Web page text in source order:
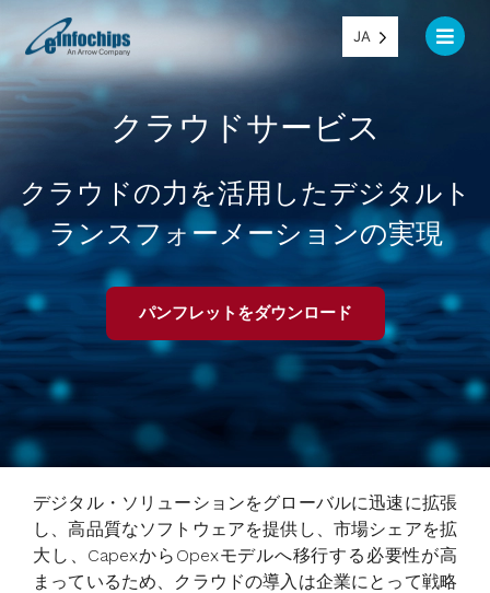
JA
クラウドサービス
クラウドの力を活用したデジタルト
ランスフォーメーションの実現
パンフレットをダウンロード
デジタル・ソリューションをグローバルに迅速に拡張
し、高品質なソフトウェアを提供し、市場シェアを拡
大し、CapexからOpexモデルへ移行する必要性が高
まっているため、クラウドの導入は企業にとって戦略